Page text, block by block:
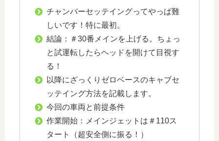
チャンバーセッテイングってやっぱ難
しいです！特に最初。
結論：＃30番メインを上げる。ちょっ
と試運転したらヘッドを開けて目視す
る！
以降にざっくりゼロベースのキャブセ
ッテイング方法を記載します。
今回の車両と前提条件
作業開始：メインジェットは＃110ス
タート（超安全側に振る！）